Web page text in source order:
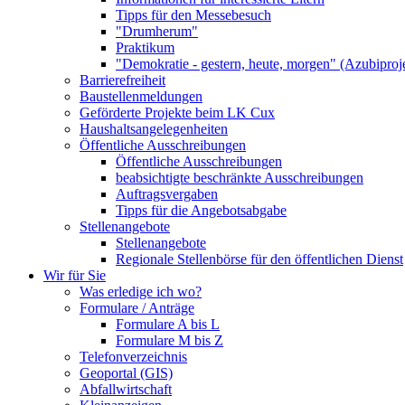
Tipps für den Messebesuch
"Drumherum"
Praktikum
"Demokratie - gestern, heute, morgen"
Barrierefreiheit
Baustellenmeldungen
Geförderte Projekte beim LK Cux
Haushaltsangelegenheiten
Öffentliche Ausschreibungen
Öffentliche Ausschreibungen
beabsichtigte beschränkte Ausschreibungen
Auftragsvergaben
Tipps für die Angebotsabgabe
Stellenangebote
Stellenangebote
Regionale Stellenbörse für den öffentlichen Dienst
Wir für Sie
Was erledige ich wo?
Formulare / Anträge
Formulare A bis L
Formulare M bis Z
Telefonverzeichnis
Geoportal (GIS)
Abfallwirtschaft